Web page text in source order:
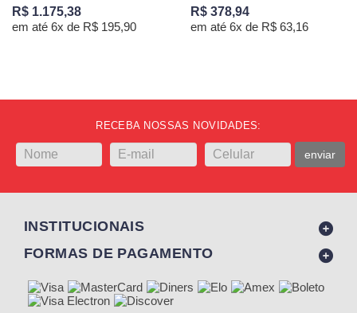
R$ 1.175,38
em até 6x de R$ 195,90
R$ 378,94
em até 6x de R$ 63,16
RECEBA NOSSAS NOVIDADES:
enviar
INSTITUCIONAIS
FORMAS DE PAGAMENTO